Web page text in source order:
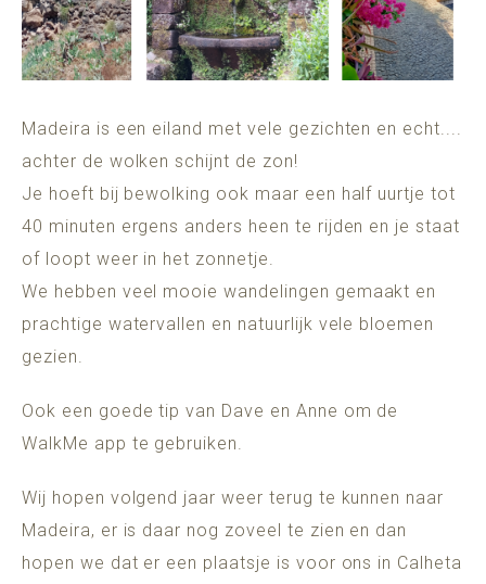
Madeira is een eiland met vele gezichten en echt....
achter de wolken schijnt de zon!
Je hoeft bij bewolking ook maar een half uurtje tot
40 minuten ergens anders heen te rijden en je staat
of loopt weer in het zonnetje.
We hebben veel mooie wandelingen gemaakt en
prachtige watervallen en natuurlijk vele bloemen
gezien.
Ook een goede tip van Dave en Anne om de
WalkMe app te gebruiken.
Wij hopen volgend jaar weer terug te kunnen naar
Madeira, er is daar nog zoveel te zien en dan
hopen we dat er een plaatsje is voor ons in Calheta